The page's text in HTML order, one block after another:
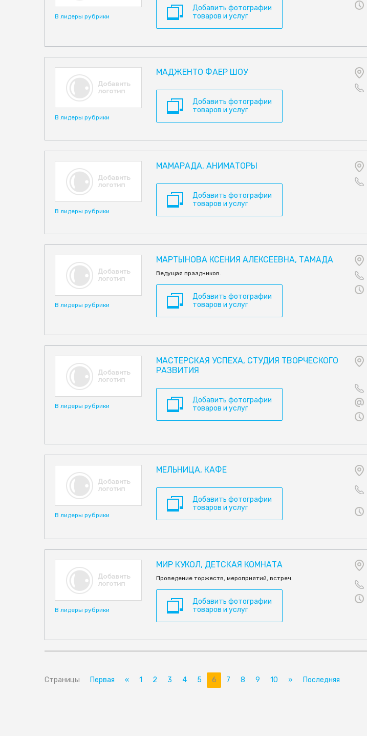
В лидеры рубрики
Добавить фотографии
товаров и услуг
В лидеры рубрики
МАДЖЕНТО ФАЕР ШОУ
Добавить фотографии
товаров и услуг
В лидеры рубрики
МАМАРАДА, АНИМАТОРЫ
Добавить фотографии
товаров и услуг
В лидеры рубрики
МАРТЫНОВА КСЕНИЯ АЛЕКСЕЕВНА, ТАМАДА
Ведущая праздников.
Добавить фотографии
товаров и услуг
В лидеры рубрики
МАСТЕРСКАЯ УСПЕХА, СТУДИЯ ТВОРЧЕСКОГО
РАЗВИТИЯ
Добавить фотографии
товаров и услуг
В лидеры рубрики
МЕЛЬНИЦА, КАФЕ
Добавить фотографии
товаров и услуг
В лидеры рубрики
МИР КУКОЛ, ДЕТСКАЯ КОМНАТА
Проведение торжеств, мероприятий, встреч.
Добавить фотографии
товаров и услуг
Страницы Первая « 1 2 3 4 5 6 7 8 9 10 » Последняя